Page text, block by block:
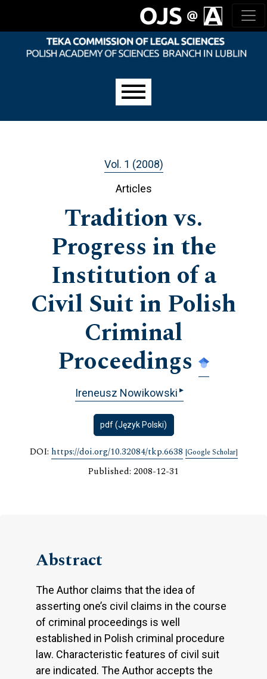
Vol. 1 (2008)
Articles
Tradition vs.
Progress in the
Institution of a
Civil Suit in Polish
Criminal
Proceedings
Ireneusz Nowikowski ▸
pdf (Język Polski)
DOI: https://doi.org/10.32084/tkp.6638 [Google Scholar]
Published: 2008-12-31
Abstract
The Author claims that the idea of
asserting one’s civil claims in the course
of criminal proceedings is well
established in Polish criminal procedure
law. Characteristic features of civil suit
are indicated. The Author accepts the